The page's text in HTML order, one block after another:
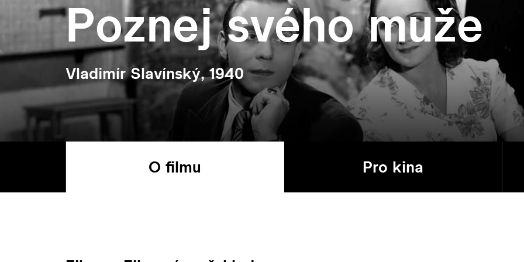
Poznej svého muže
Vladimír Slavínský, 1940
O filmu Pro kina